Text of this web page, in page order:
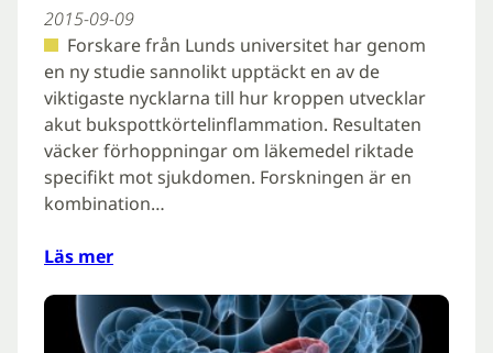
2015-09-09
Forskare från Lunds universitet har genom
en ny studie sannolikt upptäckt en av de
viktigaste nycklarna till hur kroppen utvecklar
akut bukspottkörtelinflammation. Resultaten
väcker förhoppningar om läkemedel riktade
specifikt mot sjukdomen. Forskningen är en
kombination…
Läs mer